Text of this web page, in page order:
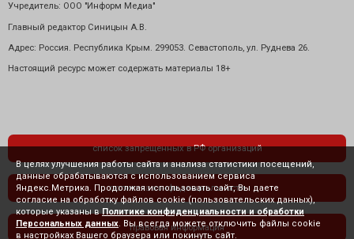
Учредитель: ООО "Информ Медиа"
Главный редактор Синицын А.В.
Адрес: Россия. Республика Крым. 299053. Севастополь, ул. Руднева 26.
Настоящий ресурс может содержать материалы 18+
список запрещенных в РФ организаций
политика конфиденциальности
правовая информация
В целях улучшения работы сайта и анализа статистики посещений,
данные обрабатываются с использованием сервиса
Яндекс.Метрика. Продолжая использовать сайт, Вы даете
согласие на обработку файлов cookie (пользовательских данных),
которые указаны в Политике конфиденциальности и обработки
Персональных данных . Вы всегда можете отключить файлы cookie
в настройках Вашего браузера или покинуть сайт.